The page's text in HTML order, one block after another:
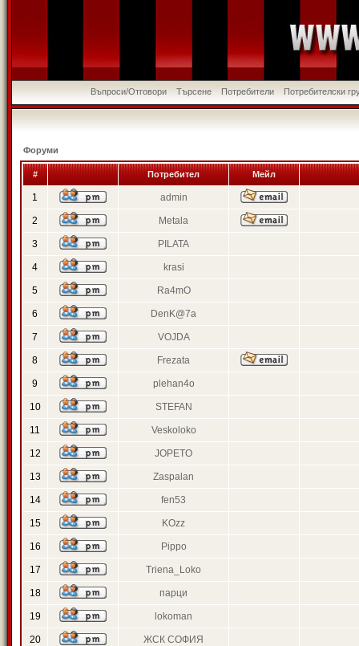
Въпроси/Отговори Търсене Потребители Потребителски
Форуми
# Потребител Мейл
1 admin
2 Metala
3 PILATA
4 krasi
5 Ra4mO
6 DenK@7a
7 VOJDA
8 Frezata
9 plehan4o
10 STEFAN
11 Veskoloko
12 JOPETO
13 Zaspalan
14 fen53
15 KOzz
16 Pippo
17 Triena_Loko
18 парци
19 lokoman
20 ЖСК СОФИЯ